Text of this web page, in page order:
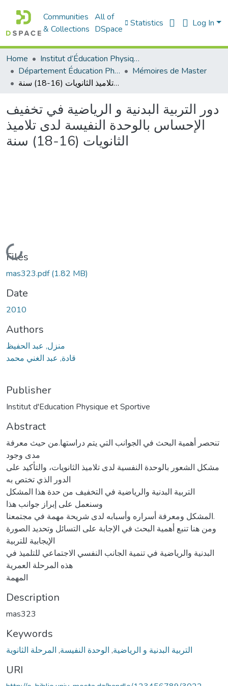
Communities
& Collections
All of
DSpace
Statistics Log In
Home
Institut d’Éducation Physique et Sportive
Département Éducation Physique et Sportive (EPS)
Mémoires de Master
دور التربية البدنية و الرياضية في تخفيف الإحساس بالوحدة النفيسة لدى تلاميذ الثانويات (16-18) سنة
دور التربية البدنية و الرياضية في تخفيف
الإحساس بالوحدة النفيسة لدى تلاميذ
الثانويات (16-18) سنة
Loading...
Files
mas323.pdf(1.82 MB)
Date
2010
Authors
منزل, عبد الحفيظ
قادة, عبد الغني محمد
Publisher
Institut d'Education Physique et Sportive
Abstract
تنحصر أھمية البحث في الجوانب التي يتم دراستھا.من حيث معرفة
مدى وجود
مشكل الشعور بالوحدة النفسية لدى تلاميذ الثانويات، والتأكيد على
الدور الذي تختص به
التربية البدنية والرياضية في التخفيف من حدة ھذا المشكل
وسنعمل على إبراز جوانب ھذا
المشكل ومعرفة أسراره وأسبابه لدى شريحة مھمة في مجتمعنا.
ومن ھنا تنبع أھمية البحث في الإجابة على التسائل وتحديد الصورة
الإيجابية للتربية
البدنية والرياضية في تنمية الجانب النفسي الاجتماعي للتلميذ في
ھذه المرحلة العمرية
المھمة
Description
mas323
Keywords
التربية البدنية و الرياضية, الوحدة النفيسة, المرحلة الثانوية
URI